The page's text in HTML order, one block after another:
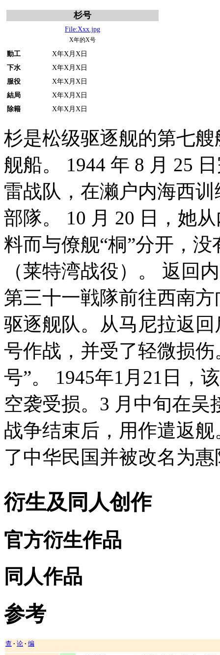
杉号
File:Xxx.jpg
X年的X号
動工
X年X月X日
下水
X年X月X日
服役
X年X月X日
結局
X年X月X日
除籍
X年X月X日
杉是松级驱逐舰的第七
舰船。 1944 年 8 月 25
雷战队，在濑户内海西
部隊。 10 月 20 日，她
料而与僚舰“桐”分开，
（莱特湾战役）。 返回
第三十一戦隊前往西南
驱逐舰队。从马尼拉返
号作战，并受了轻微损
号”。 1945年1月21日，
空袭受损。3 月中旬在
战争结束后，用作遣返
了中华民国并被改名为
衍生及同人创作
官方衍生作品
同人作品
参考
查 • 论 • 编